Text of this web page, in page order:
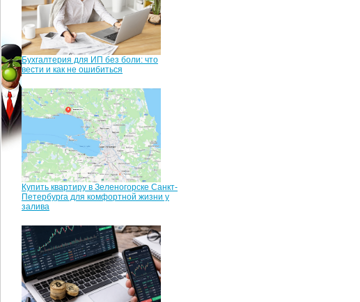
Бухгалтерия для ИП без боли: что
вести и как не ошибиться
Купить квартиру в Зеленогорске Санкт-
Петербурга для комфортной жизни у
залива